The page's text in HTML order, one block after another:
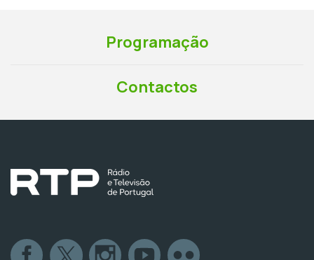
Programação
Contactos